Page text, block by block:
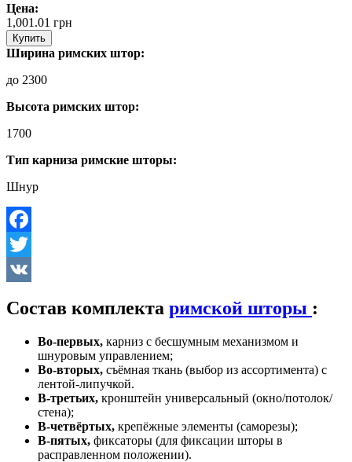
Цена:
1,001.01 грн
Купить
Ширина римских штор:
до 2300
Высота римских штор:
1700
Тип карниза римские шторы:
Шнур
Facebook
Twitter
Состав комплекта римской шторы :
Во-первых, карниз с бесшумным механизмом и
шнуровым управлением;
Во-вторых, съёмная ткань (выбор из ассортимента) с
лентой-липучкой.
В-третьих, кронштейн универсальный (окно/потолок/
стена);
В-четвёртых, крепёжные элементы (саморезы);
В-пятых, фиксаторы (для фиксации шторы в
расправленном положении).